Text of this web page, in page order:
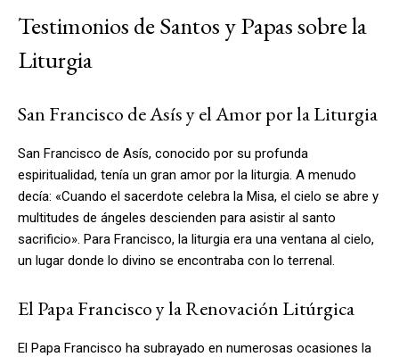
Testimonios de Santos y Papas sobre la
Liturgia
San Francisco de Asís y el Amor por la Liturgia
San Francisco de Asís, conocido por su profunda
espiritualidad, tenía un gran amor por la liturgia. A menudo
decía: «Cuando el sacerdote celebra la Misa, el cielo se abre y
multitudes de ángeles descienden para asistir al santo
sacrificio». Para Francisco, la liturgia era una ventana al cielo,
un lugar donde lo divino se encontraba con lo terrenal.
El Papa Francisco y la Renovación Litúrgica
El Papa Francisco ha subrayado en numerosas ocasiones la